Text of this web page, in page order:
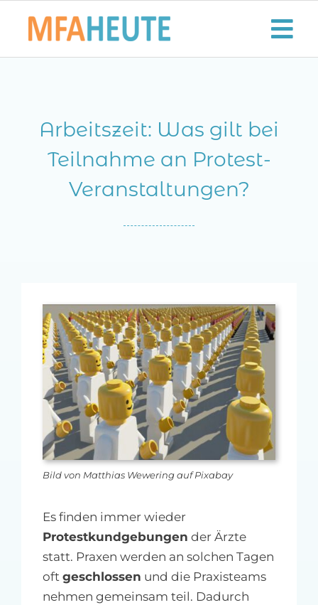
Inhalt
Aktuelles
MFA-heute Newsletter-Anmeldung
Über uns
Ihre Werbung auf MFA-heute.de
Suche
nach:
Arbeitszeit: Was gilt bei
Teilnahme an Protest-
Veranstaltungen?
Bild von Matthias Wewering auf Pixabay
Es finden immer wieder
Protestkundgebungen der Ärzte
statt. Praxen werden an solchen Tagen
oft geschlossen und die Praxisteams
nehmen gemeinsam teil. Dadurch